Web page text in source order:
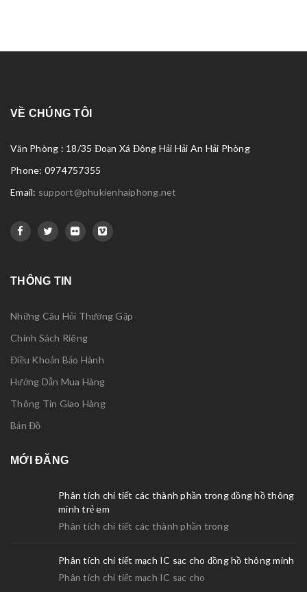
VỀ CHÚNG TÔI
Văn Phòng : 18/35 Đoạn Xá Đông Hải Hải An Hải Phòng
Phone: 0974757355
Email: support@phukienhaiphong.net
THÔNG TIN
Những Câu Hỏi Thường Gặp
Chính Sách Riêng
Điều Khoản Bảo Hành
Hướng Dẫn Mua Hàng
Thông Tin Giao Hàng
Bản Đồ
MỚI ĐĂNG
Phân tích chi tiết các thành phần trong đồng hồ thông
minh trẻ em
Phân tích chi tiết các thành phần trong
Phân tích chi tiết mạch IC sạc cho đồng hồ thông minh
Phân tích chi tiết mạch IC sạc cho